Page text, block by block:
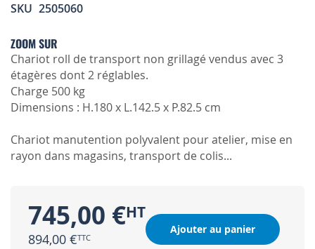
images
SKU 2505060
ZOOM SUR
Chariot roll de transport non grillagé vendus avec 3
étagères dont 2 réglables.
Charge 500 kg
Dimensions : H.180 x L.142.5 x P.82.5 cm
Chariot manutention polyvalent pour atelier, mise en
rayon dans magasins, transport de colis...
745,00 €
894,00 €
Ajouter au panier